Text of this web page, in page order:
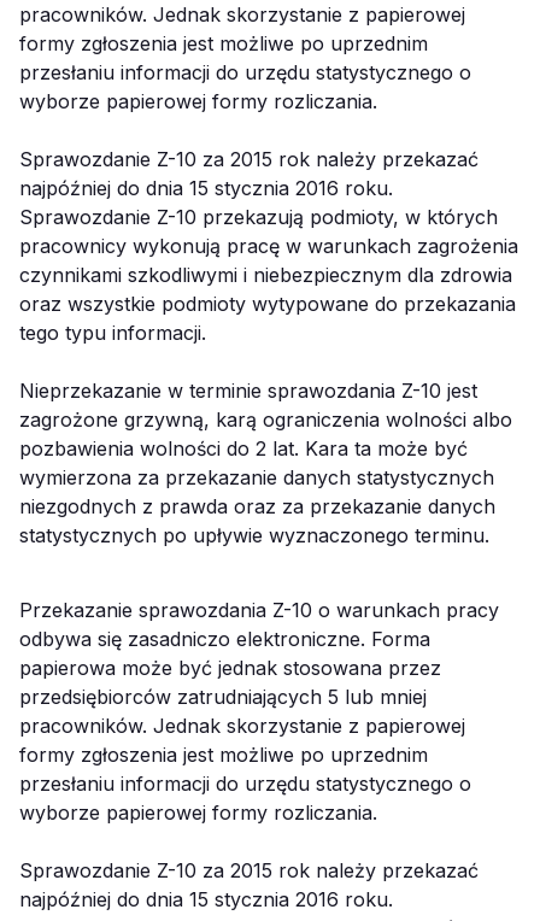
pracowników. Jednak skorzystanie z papierowej
formy zgłoszenia jest możliwe po uprzednim
przesłaniu informacji do urzędu statystycznego o
wyborze papierowej formy rozliczania.
Sprawozdanie Z-10 za 2015 rok należy przekazać
najpóźniej do dnia 15 stycznia 2016 roku.
Sprawozdanie Z-10 przekazują podmioty, w których
pracownicy wykonują pracę w warunkach zagrożenia
czynnikami szkodliwymi i niebezpiecznym dla zdrowia
oraz wszystkie podmioty wytypowane do przekazania
tego typu informacji.
Nieprzekazanie w terminie sprawozdania Z-10 jest
zagrożone grzywną, karą ograniczenia wolności albo
pozbawienia wolności do 2 lat. Kara ta może być
wymierzona za przekazanie danych statystycznych
niezgodnych z prawda oraz za przekazanie danych
statystycznych po upływie wyznaczonego terminu.
Przekazanie sprawozdania Z-10 o warunkach pracy
odbywa się zasadniczo elektroniczne. Forma
papierowa może być jednak stosowana przez
przedsiębiorców zatrudniających 5 lub mniej
pracowników. Jednak skorzystanie z papierowej
formy zgłoszenia jest możliwe po uprzednim
przesłaniu informacji do urzędu statystycznego o
wyborze papierowej formy rozliczania.
Sprawozdanie Z-10 za 2015 rok należy przekazać
najpóźniej do dnia 15 stycznia 2016 roku.